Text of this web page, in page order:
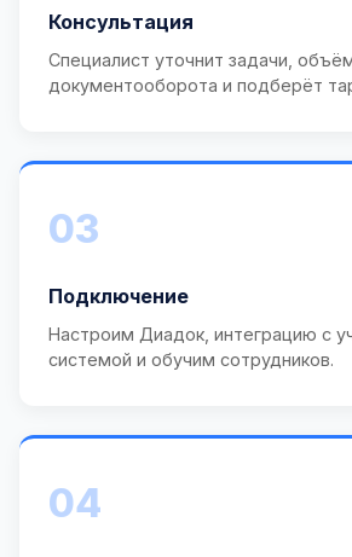
Консультация
Специалист уточнит задачи,
документооборота и подберёт
03
Подключение
Настроим Диадок, интеграцию с
системой и обучим сотрудников.
04